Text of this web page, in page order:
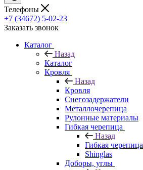
Телефоны
+7 (34672) 5-02-23
Заказать звонок
Каталог
Назад
Каталог
Кровля
Назад
Кровля
Снегозадержатели
Металлочерепица
Рулонные материалы
Гибкая черепица
Назад
Гибкая черепица
Shinglas
Доборы, углы